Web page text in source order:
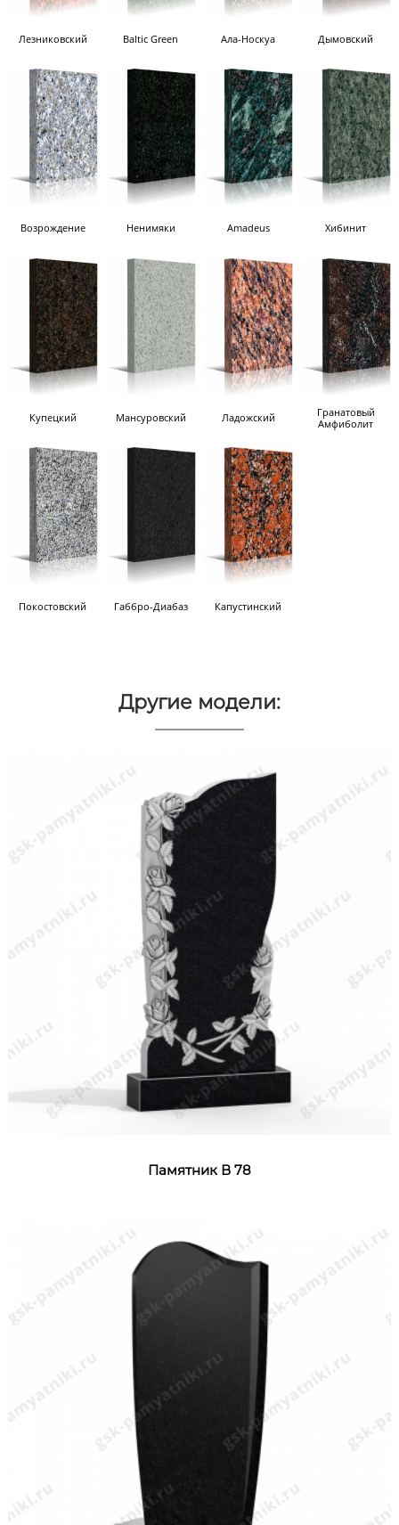
Лезниковский Baltic Green Ала-Носкуа Дымовский
Возрождение Ненимяки Amadeus Хибинит
Купецкий Мансуровский Ладожский
Гранатовый
Амфиболит
Покостовский Габбро-Диабаз Капустинский
Другие модели:
Памятник В 78